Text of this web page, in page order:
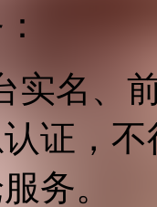
实名、
证，
务。